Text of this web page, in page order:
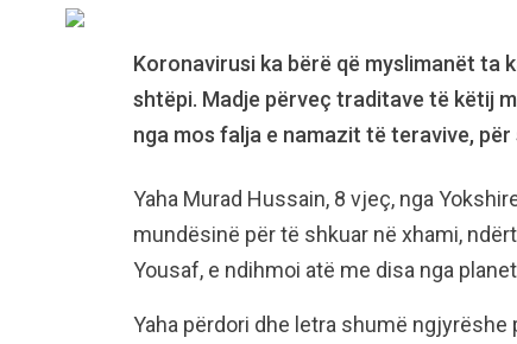
Koronavirusi ka bërë që myslimanët ta
shtëpi. Madje përveç traditave të këtij
nga mos falja e namazit të teravive,
Yaha Murad Hussain, 8 vjeç, nga
mundësinë për të shkuar në xhami,
Yousaf, e ndihmoi atë me disa nga
Yaha përdori dhe letra shumë